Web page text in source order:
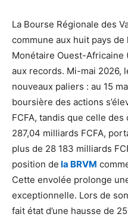
La Bourse Régionale des
commune aux huit pays de
Monétaire Ouest-Africaine
aux records. Mi-mai 2026,
nouveaux paliers : au 15
boursière des actions
FCFA, tandis que celle
287,04 milliards FCFA,
plus de 28 183 milliards
position de la BRVM
Cette envolée prolonge
exceptionnelle. Lors de
fait état d’une hausse de